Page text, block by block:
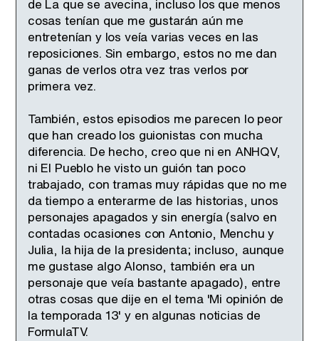
de La que se avecina, incluso los que menos
cosas tenían que me gustarán aún me
entretenían y los veía varias veces en las
reposiciones. Sin embargo, estos no me dan
ganas de verlos otra vez tras verlos por
primera vez.
También, estos episodios me parecen lo peor
que han creado los guionistas con mucha
diferencia. De hecho, creo que ni en ANHQV,
ni El Pueblo he visto un guión tan poco
trabajado, con tramas muy rápidas que no me
da tiempo a enterarme de las historias, unos
personajes apagados y sin energía (salvo en
contadas ocasiones con Antonio, Menchu y
Julia, la hija de la presidenta; incluso, aunque
me gustase algo Alonso, también era un
personaje que veía bastante apagado), entre
otras cosas que dije en el tema 'Mi opinión de
la temporada 13' y en algunas noticias de
FormulaTV.